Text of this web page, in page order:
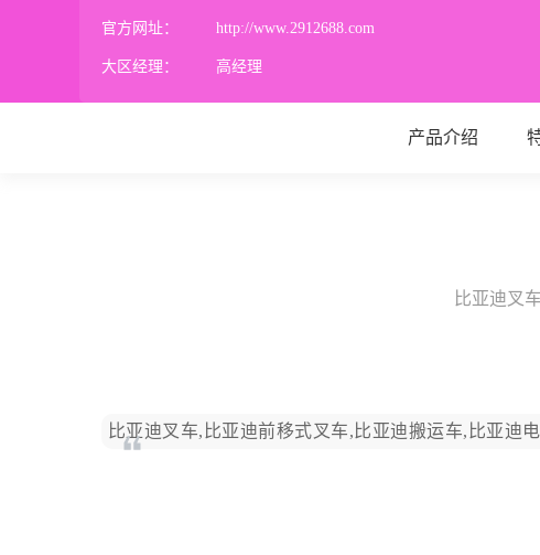
官方网址： http://www.2912688.com
大区经理： 高经理
产品介绍
比亚迪叉
比亚迪叉车,比亚迪前移式叉车,比亚迪搬运车,比亚迪